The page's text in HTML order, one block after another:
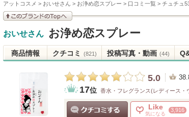
アットコスメ > おいせさん > お浄め恋スプレー > 口コミ一覧 > チュチュ
このブランドの情報を
見る
おいせさん お浄め恋スプレー
商品情報 クチコミ (821) 投稿写真・動画 (44)
5.0
17位 香水・フレグランス(レディース・
Like
気になる
3,916